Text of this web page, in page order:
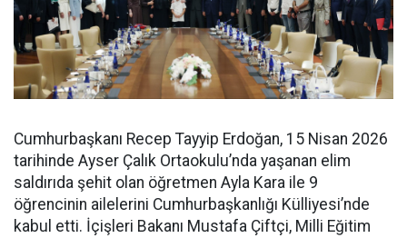
Cumhurbaşkanı Recep Tayyip Erdoğan, 15 Nisan 2026
tarihinde Ayser Çalık Ortaokulu’nda yaşanan elim
saldırıda şehit olan öğretmen Ayla Kara ile 9
öğrencinin ailelerini Cumhurbaşkanlığı Külliyesi’nde
kabul etti. İçişleri Bakanı Mustafa Çiftçi, Milli Eğitim